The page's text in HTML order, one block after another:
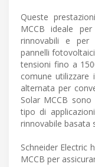
Queste
MCCB ideale
rinnovabili e per
pannelli
tensioni fino a
comune utilizzare
alternata per
Solar MCCB
tipo di
rinnovabile basata
Schneider Electric
MCCB per